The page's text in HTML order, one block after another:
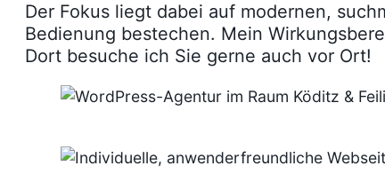
Der Fokus liegt dabei auf modernen,
Bedienung bestechen. Mein
Dort besuche ich Sie gerne auch vor Ort!